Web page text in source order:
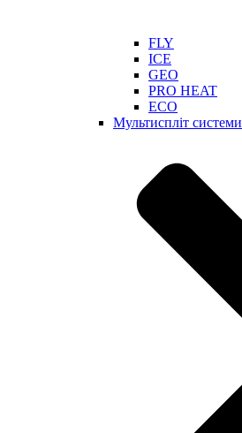
FLY
ICE
GEO
PRO HEAT
ECO
Мультиспліт системи